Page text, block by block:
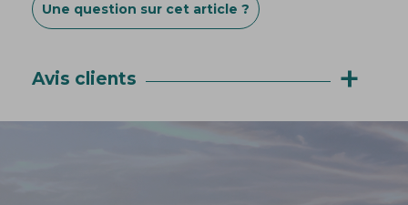
Une question sur cet article ?
Avis clients +